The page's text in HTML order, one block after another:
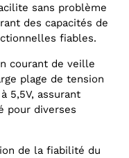
sans problème
des capacités de
fiables.
courant de veille
plage de tension
5,5V, assurant
pour diverses
de la fiabilité du